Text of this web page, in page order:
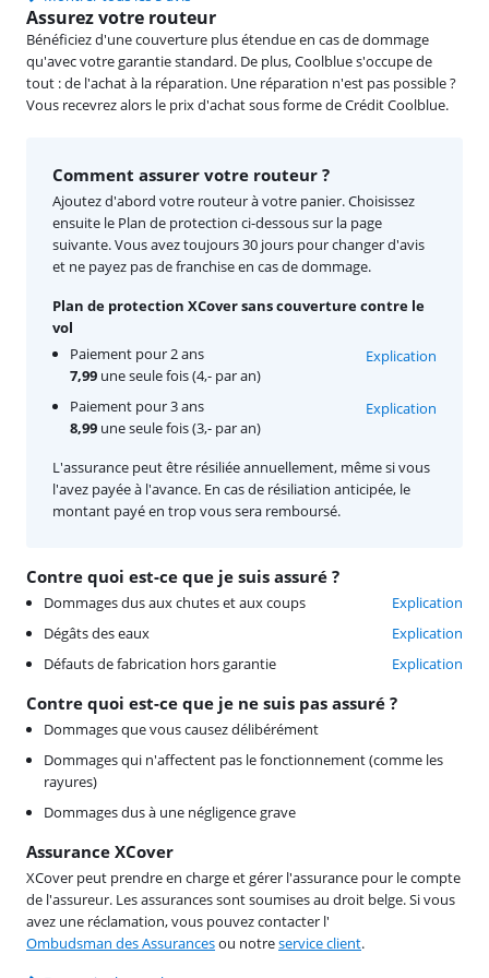
Assurez votre routeur
Bénéficiez d'une couverture plus étendue en cas de dommage
qu'avec votre garantie standard. De plus, Coolblue s'occupe de
tout : de l'achat à la réparation. Une réparation n'est pas possible ?
Vous recevrez alors le prix d'achat sous forme de Crédit Coolblue.
Contre quoi est-ce que je suis assuré ?
Dommages dus aux chutes et aux coups
Explication
Dégâts des eaux
Explication
Défauts de fabrication hors garantie
Explication
Contre quoi est-ce que je ne suis pas assuré ?
Dommages que vous causez délibérément
Dommages qui n'affectent pas le fonctionnement (comme les
rayures)
Dommages dus à une négligence grave
Assurance XCover
XCover peut prendre en charge et gérer l'assurance pour le compte
de l'assureur. Les assurances sont soumises au droit belge. Si vous
avez une réclamation, vous pouvez contacter l'
Ombudsman des Assurancesou notreservice client.
Comment assurer votre routeur ?
Ajoutez d'abord votre routeur à votre panier. Choisissez
ensuite le Plan de protection ci-dessous sur la page
suivante. Vous avez toujours 30 jours pour changer d'avis
et ne payez pas de franchise en cas de dommage.
Plan de protection XCover sans couverture contre le
vol
Paiement pour 2 ans
7,99 une seule fois (4,- par an)
Explication
Paiement pour 3 ans
8,99 une seule fois (3,- par an)
Explication
L'assurance peut être résiliée annuellement, même si vous
l'avez payée à l'avance. En cas de résiliation anticipée, le
montant payé en trop vous sera remboursé.